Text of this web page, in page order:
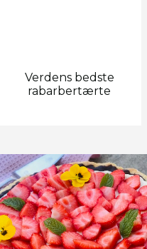
Verdens bedste
rabarbertærte